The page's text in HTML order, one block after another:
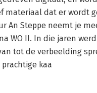
materiaal dat er wordt
An Steppe neemt je
WO II. In die jaren
tot de verbeelding
kaa